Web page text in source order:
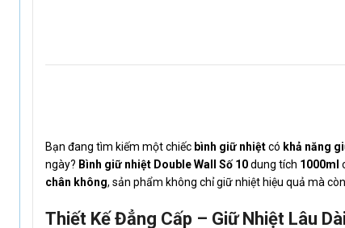
Bạn đang tìm kiếm một chiếc bình giữ nhiệtcó khả năng
ngày? Bình giữ nhiệt Double Wall Số 10dung tích 1000ml
chân không, sản phẩm không chỉ giữ nhiệt hiệu quả mà
Thiết Kế Đẳng Cấp – Giữ Nhiệt Lâu Dài